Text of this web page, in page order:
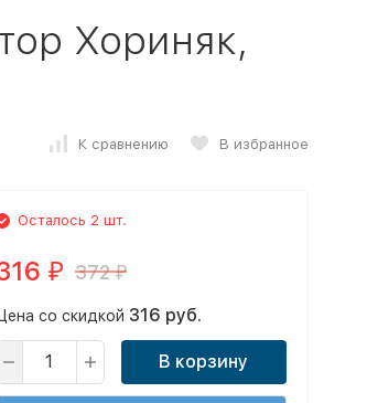
Хориняк,
К сравнению В избранное
Осталось 2 шт.
₽ 372₽
со скидкой 316 руб.
В корзину